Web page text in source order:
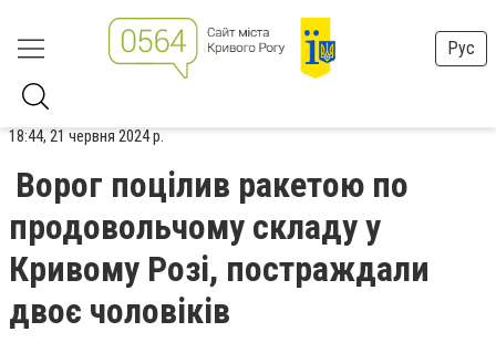
Рус
18:44, 21 червня 2024 р.
Ворог поцілив ракетою по
продовольчому складу у
Кривому Розі, постраждали
двоє чоловіків